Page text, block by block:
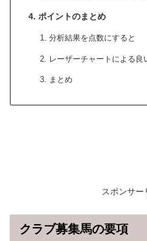
ポイントのまとめ
分析結果を点数にすると
レーザーチャートによる良
まとめ
スポンサー
クラブ募集馬の要項